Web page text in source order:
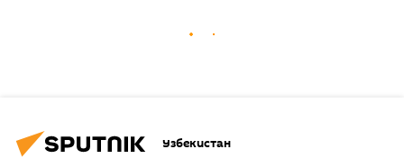
Узбекистан